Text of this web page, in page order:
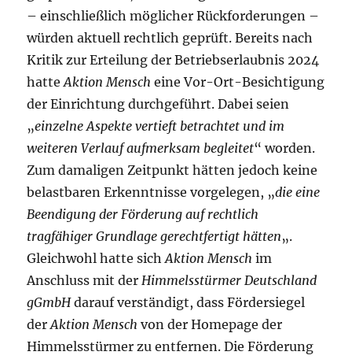
– einschließlich möglicher Rückforderungen –
würden aktuell rechtlich geprüft. Bereits nach
Kritik zur Erteilung der Betriebserlaubnis 2024
hatteAktion Menscheine Vor-Ort-Besichtigung
der Einrichtung durchgeführt. Dabei seien
„einzelne Aspekte vertieft betrachtet und im
weiteren Verlauf aufmerksam begleitet“ worden.
Zum damaligen Zeitpunkt hätten jedoch keine
belastbaren Erkenntnisse vorgelegen, „die eine
Beendigung der Förderung auf rechtlich
tragfähiger Grundlage gerechtfertigt hätten„.
Gleichwohl hatte sichAktion Mensch im
Anschluss mit der Himmelsstürmer Deutschland
gGmbHdarauf verständigt, dass Fördersiegel
derAktion Mensch von der Homepage der
Himmelsstürmer zu entfernen. Die Förderung